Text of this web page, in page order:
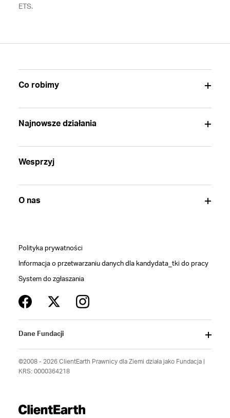
ETS.
Co robimy
Najnowsze działania
Wesprzyj
O nas
Polityka prywatności
Informacja o przetwarzaniu danych dla kandydata_tki do pracy
System do zgłaszania
Dane Fundacji
©2008 - 2026 ClientEarth Prawnicy dla Ziemi działa jako Fundacja |
KRS: 0000364218